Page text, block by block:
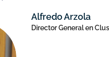
Alfredo Arzola
Director General en